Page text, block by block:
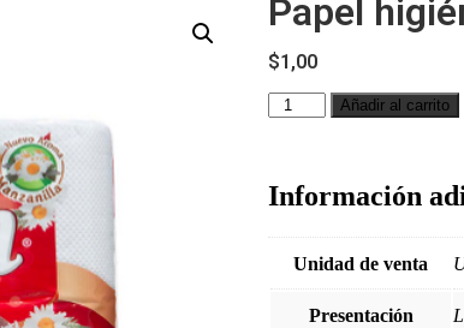
Papel
$1,00
Añadir al carrito
Información
Unidad de venta
Presentación